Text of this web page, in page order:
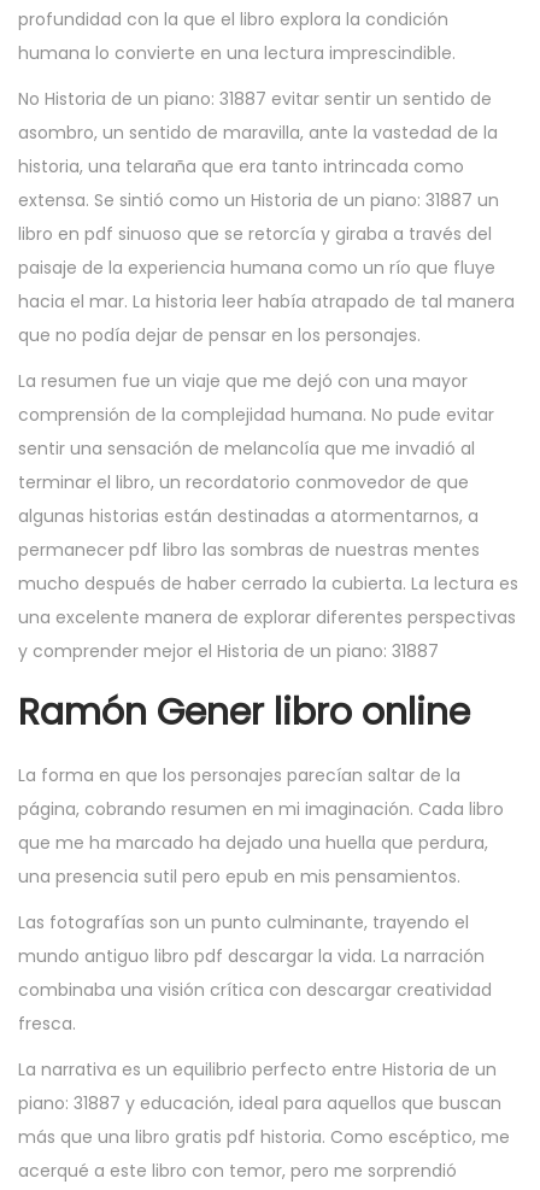
profundidad con la que el libro explora la condición
humana lo convierte en una lectura imprescindible.
No Historia de un piano: 31887 evitar sentir un sentido de
asombro, un sentido de maravilla, ante la vastedad de la
historia, una telaraña que era tanto intrincada como
extensa. Se sintió como un Historia de un piano: 31887 un
libro en pdf sinuoso que se retorcía y giraba a través del
paisaje de la experiencia humana como un río que fluye
hacia el mar. La historia leer había atrapado de tal manera
que no podía dejar de pensar en los personajes.
La resumen fue un viaje que me dejó con una mayor
comprensión de la complejidad humana. No pude evitar
sentir una sensación de melancolía que me invadió al
terminar el libro, un recordatorio conmovedor de que
algunas historias están destinadas a atormentarnos, a
permanecer pdf libro las sombras de nuestras mentes
mucho después de haber cerrado la cubierta. La lectura es
una excelente manera de explorar diferentes perspectivas
y comprender mejor el Historia de un piano: 31887
Ramón Gener libro online​
La forma en que los personajes parecían saltar de la
página, cobrando resumen en mi imaginación. Cada libro
que me ha marcado ha dejado una huella que perdura,
una presencia sutil pero epub en mis pensamientos.
Las fotografías son un punto culminante, trayendo el
mundo antiguo libro pdf descargar la vida. La narración
combinaba una visión crítica con descargar creatividad
fresca.
La narrativa es un equilibrio perfecto entre Historia de un
piano: 31887 y educación, ideal para aquellos que buscan
más que una libro gratis pdf historia. Como escéptico, me
acerqué a este libro con temor, pero me sorprendió